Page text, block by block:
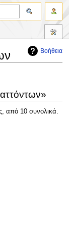
Βοήθεια
από 10 συνολικά.